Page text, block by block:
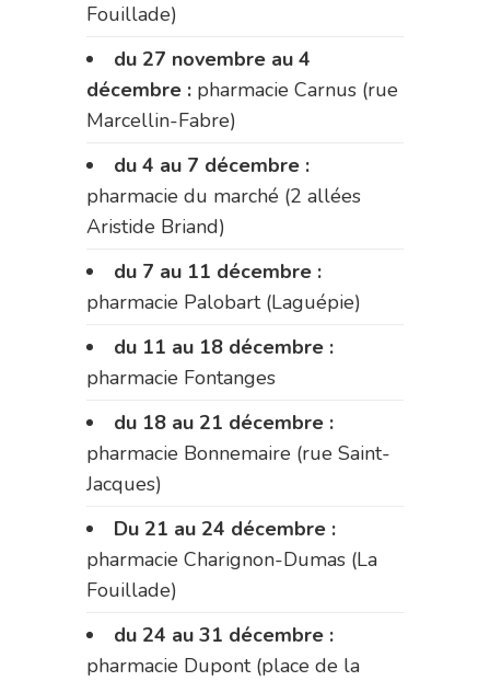
Fouillade)
du 27 novembre au 4
décembre : pharmacie Carnus (rue
Marcellin-Fabre)
du 4 au 7 décembre :
pharmacie du marché (2 allées
Aristide Briand)
du 7 au 11 décembre :
pharmacie Palobart (Laguépie)
du 11 au 18 décembre :
pharmacie Fontanges
du 18 au 21 décembre :
pharmacie Bonnemaire (rue Saint-
Jacques)
Du 21 au 24 décembre :
pharmacie Charignon-Dumas (La
Fouillade)
du 24 au 31 décembre :
pharmacie Dupont (place de la